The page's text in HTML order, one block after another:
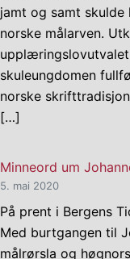
jamt og samt
norske målarven.
skuleungdomen
norske
[…]
Minneord um
5. mai 2020
På prent i Bergens
Med burtgangen til
målrørsla og